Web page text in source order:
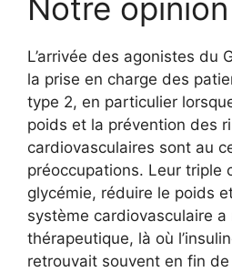
Notre opinion
L’arrivée des agonistes du
la prise en charge des
type 2, en particulier
poids et la prévention des
cardiovasculaires sont au
préoccupations. Leur triple
glycémie, réduire le poids
système cardiovasculaire
thérapeutique, là où
retrouvait souvent en fin